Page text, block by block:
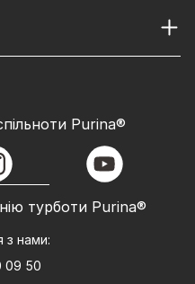
турботи Purina®
з нами:
09 50
Purina®
youtube